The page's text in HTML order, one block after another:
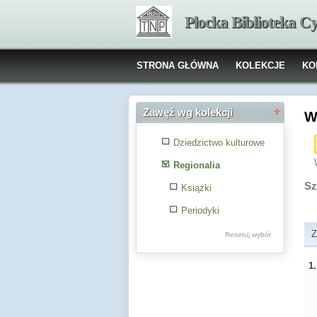
Płocka Biblioteka
STRONA GŁÓWNA KOLEKCJE
Zawęź wg kolekcji
Dziedzictwo kulturowe
Regionalia
Książki
Periodyki
Resetuj wybór